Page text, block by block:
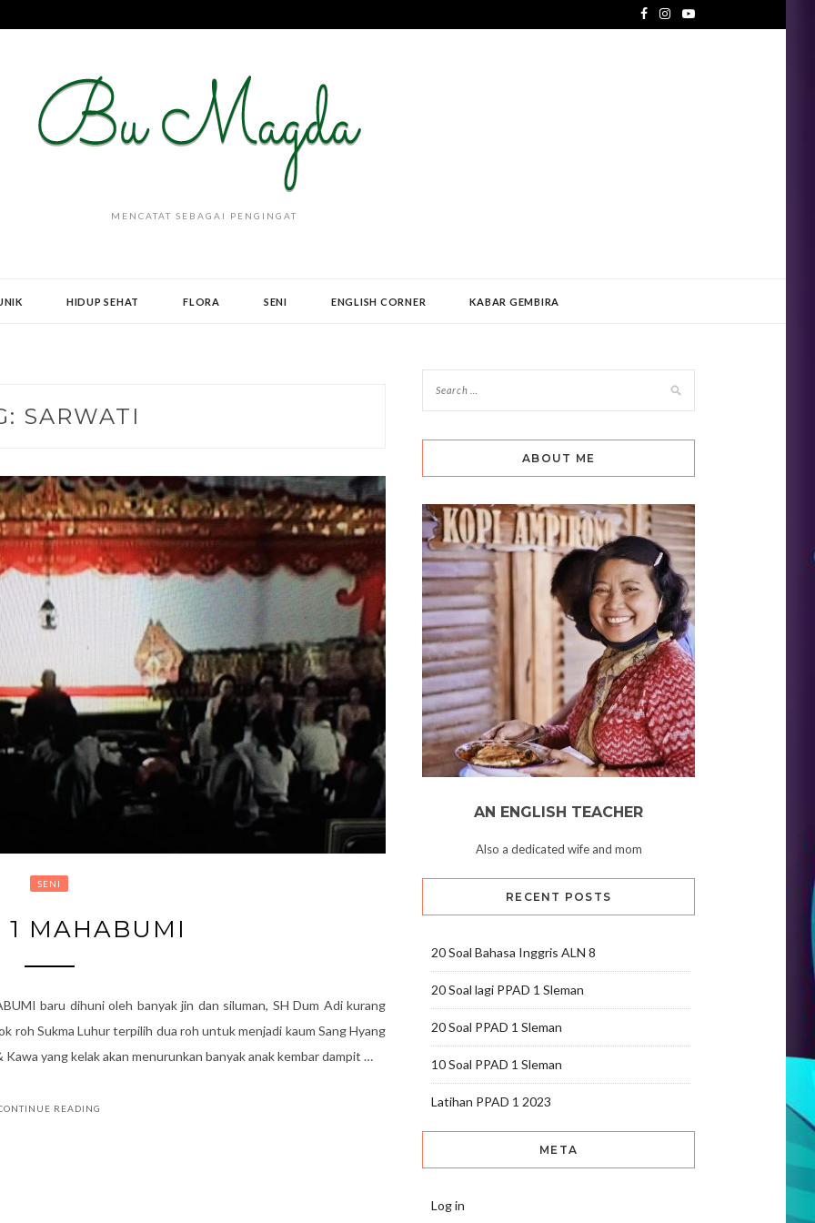
MENCATAT SEBAGAI PENGINGAT
HIDUP SEHAT FLORA SENI ENGLISH CORNER KABAR GEMBIRA
SARWATI
SENI
MAHABUMI
baru dihuni oleh banyak jin dan siluman, SH Dum Adi kurang
roh Sukma Luhur terpilih dua roh untuk menjadi kaum Sang Hyang
yang kelak akan menurunkan banyak anak kembar dampit …
READING
ABOUT ME
AN ENGLISH TEACHER
Also a dedicated wife and mom
RECENT POSTS
20 Soal Bahasa Inggris ALN 8
20 Soal lagi PPAD 1 Sleman
20 Soal PPAD 1 Sleman
10 Soal PPAD 1 Sleman
Latihan PPAD 1 2023
META
Log in